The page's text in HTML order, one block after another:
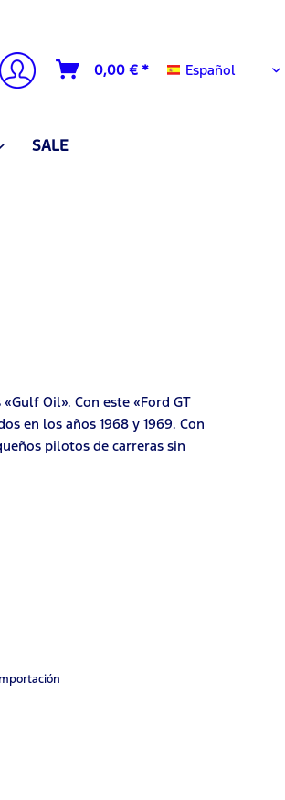
0,00 € * Español
Español
SALE
Oil». Con este «Ford GT
en los años 1968 y 1969. Con
pilotos de carreras sin